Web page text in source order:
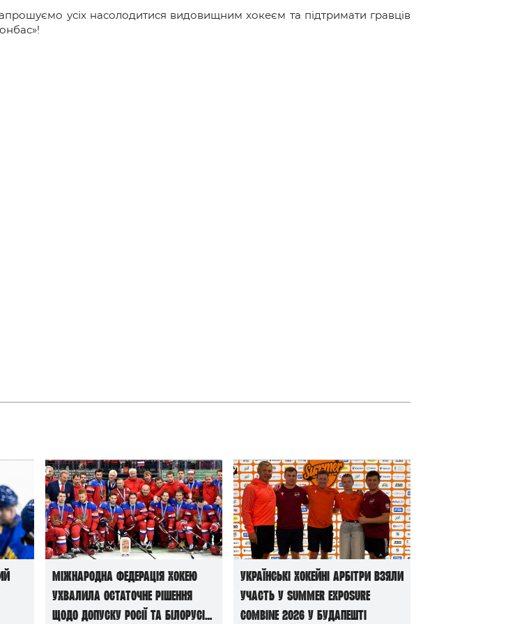
усіх насолодитися видовищним хокеєм та підтримати гравців
Міжнародна федерація хокею
ухвалила остаточне рішення
щодо допуску росії та білорусі
Українські хокейні арбітри взяли
участь у Summer Exposure
Combine 2026 у Будапешті